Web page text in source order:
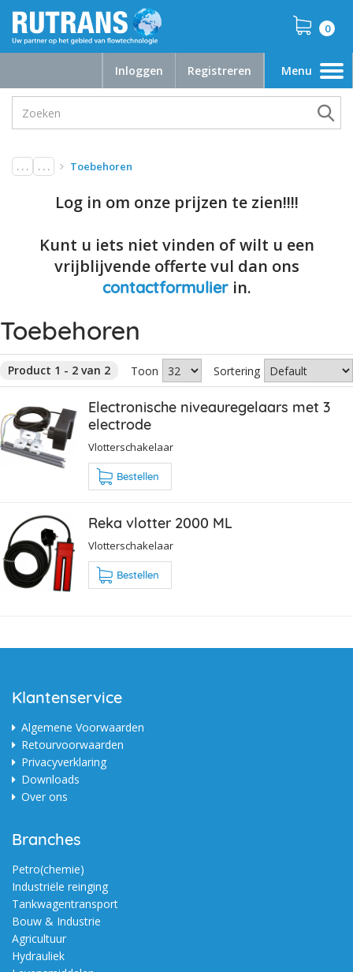
0
Inloggen Registreren
Toggle
navigation
Menu
. . . . . . Toebehoren
Log in om onze prijzen te zien!!!!
Kunt u iets niet vinden of wilt u een
vrijblijvende offerte vul dan ons
contactformulier in.
Toebehoren
Product 1 - 2 van 2 Toon Sortering
Electronische niveauregelaars met 3
electrode
Vlotterschakelaar
Bestellen
Reka vlotter 2000 ML
Vlotterschakelaar
Bestellen
Klantenservice
Algemene Voorwaarden
Retourvoorwaarden
Privacyverklaring
Downloads
Over ons
Branches
Petro(chemie)
Industriële reinging
Tankwagentransport
Bouw & Industrie
Agricultuur
Hydrauliek